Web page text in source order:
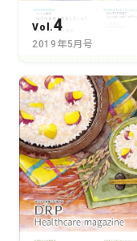
Vol.4
2019年5月号